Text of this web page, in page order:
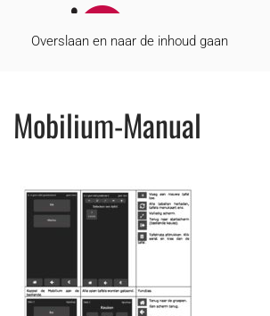
Overslaan en naar de inhoud gaan
Mobilium-Manual